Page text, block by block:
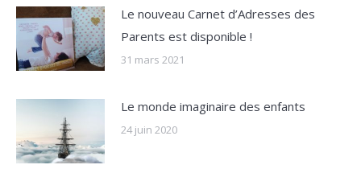
Le nouveau Carnet d’Adresses des
Parents est disponible !
31 mars 2021
Le monde imaginaire des enfants
24 juin 2020